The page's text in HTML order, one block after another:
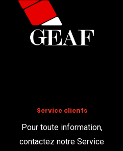
DEUTSCH
Service clients
Pour toute information,
contactez notre Service